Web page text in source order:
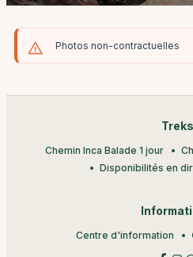
Photos non-contractuelles
Treks
Chemin Inca Balade 1 jour
Disponibilités en
Centre d'information